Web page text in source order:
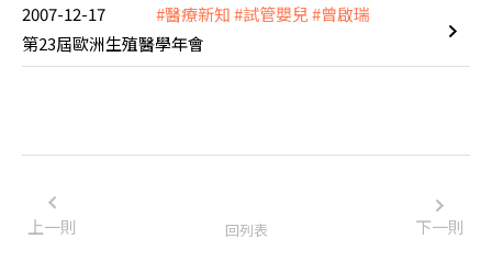
2007-12-17 #醫療新知 #試管嬰兒 #曾啟瑞
第23屆歐洲生殖醫學年會
上一則 回列表 下一則